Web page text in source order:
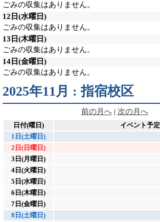
ごみの収集はありません。
12日(水曜日)
ごみの収集はありません。
13日(木曜日)
ごみの収集はありません。
14日(金曜日)
ごみの収集はありません。
2025年11月 : 指宿校区
前の月へ| 次の月へ
日付(曜日)
イベント予定
1日(土曜日)
2日(日曜日)
3日(月曜日)
4日(火曜日)
5日(水曜日)
6日(木曜日)
7日(金曜日)
8日(土曜日)